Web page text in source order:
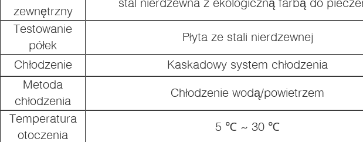
zewnętrzny
Testowanie
półek
Płyta ze stali nierdzewnej
Chłodzenie
Kaskadowy system chłodzenia
Metoda
chłodzenia
Chłodzenie wodą/powietrzem
Temperatura
otoczenia
5 ℃ ~ 30 ℃